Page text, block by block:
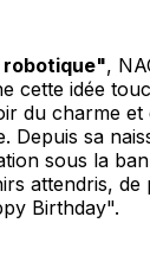
robotique",
cette idée
du charme
Depuis sa
sous la
attendris,
Birthday".